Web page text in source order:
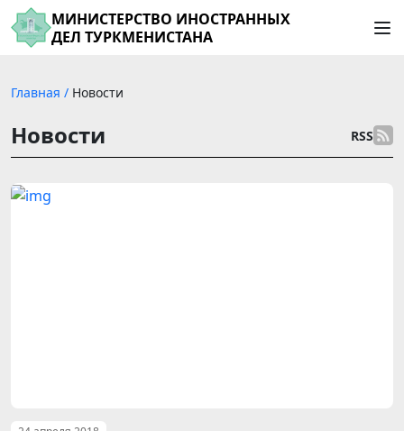
МИНИСТЕРСТВО ИНОСТРАННЫХ
ДЕЛ ТУРКМЕНИСТАНА
Главная / Новости
Новости RSS